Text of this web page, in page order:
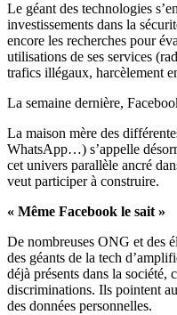
Le géant des technologies
investissements dans la
encore les recherches pour
utilisations de ses services
trafics illégaux, harcèlement
La semaine dernière,
La maison mère des
WhatsApp…) s’appelle
cet univers parallèle ancré
veut participer à construire.
« Même Facebook le sait »
De nombreuses ONG et des
des géants de la tech
déjà présents dans la société,
discriminations. Ils pointent
des données personnelles.